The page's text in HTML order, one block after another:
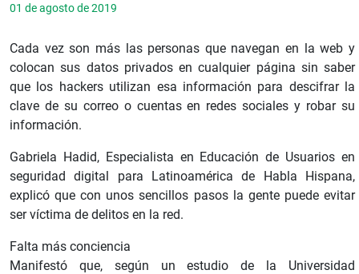
01 de agosto de 2019
Cada vez son más las personas que navegan en la web y
colocan sus datos privados en cualquier página sin saber
que los hackers utilizan esa información para descifrar la
clave de su correo o cuentas en redes sociales y robar su
información.
Gabriela Hadid, Especialista en Educación de Usuarios en
seguridad digital para Latinoamérica de Habla Hispana,
explicó que con unos sencillos pasos la gente puede evitar
ser víctima de delitos en la red.
Falta más conciencia
Manifestó que, según un estudio de la Universidad